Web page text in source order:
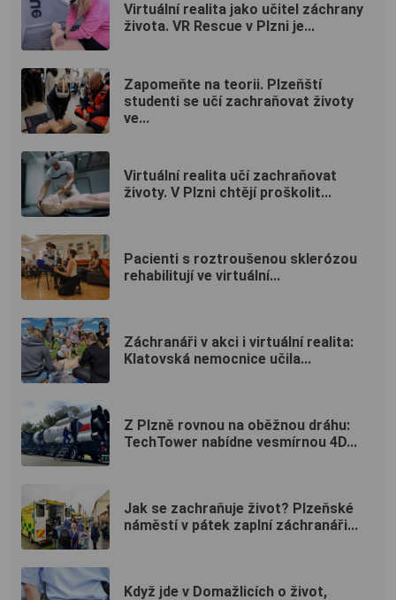
Virtuální realita jako učitel záchrany
života. VR Rescue v Plzni je...
Zapomeňte na teorii. Plzeňští
studenti se učí zachraňovat životy
ve...
Virtuální realita učí zachraňovat
životy. V Plzni chtějí proškolit...
Pacienti s roztroušenou sklerózou
rehabilitují ve virtuální...
Záchranáři v akci i virtuální realita:
Klatovská nemocnice učila...
Z Plzně rovnou na oběžnou dráhu:
TechTower nabídne vesmírnou 4D...
Jak se zachraňuje život? Plzeňské
náměstí v pátek zaplní záchranáři...
Když jde v Domažlicích o život,